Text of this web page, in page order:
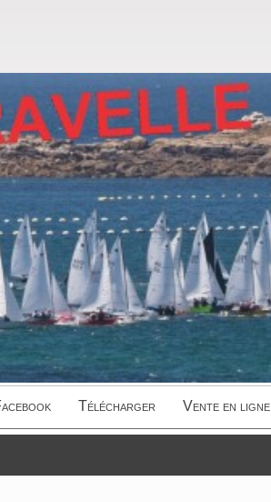
Télécharger Vente en ligne